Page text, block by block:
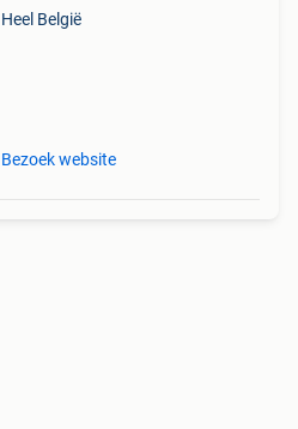
Heel België
Bezoek website